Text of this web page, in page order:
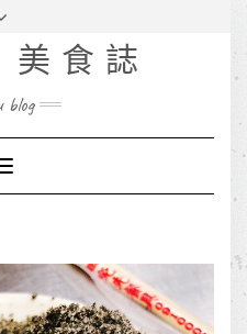
食誌
blog
Toggle
Navigation